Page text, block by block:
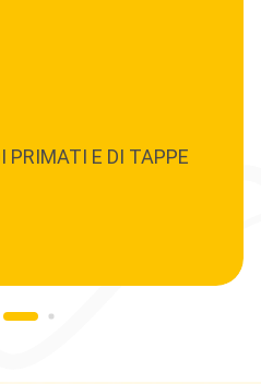
PRIMATI E DI TAPPE